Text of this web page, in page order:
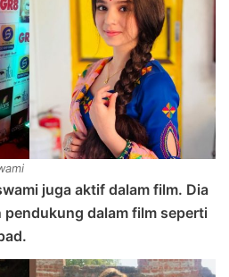
juga aktif dalam film. Dia
pendukung dalam film seperti